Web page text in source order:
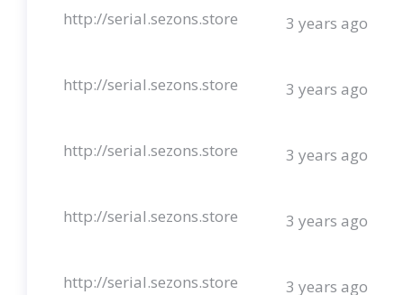
http://serial.sezons.store 3 years ago
http://serial.sezons.store 3 years ago
http://serial.sezons.store 3 years ago
http://serial.sezons.store 3 years ago
http://serial.sezons.store 3 years ago